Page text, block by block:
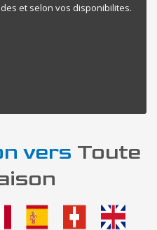
et selon vos disponibilites.
vers Toute